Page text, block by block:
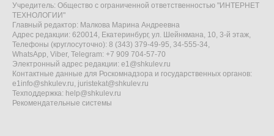
Учредитель: Общество с ограниченной ответственностью "ИНТЕРНЕТ
ТЕХНОЛОГИИ"
Главный редактор: Малкова Марина Андреевна
Адрес редакции: 620014, Екатеринбург, ул. Шейнкмана, 10, 3-й этаж,
Телефоны (круглосуточно): 8 (343) 379-49-95, 34-555-34,
WhatsApp, Viber, Telegram: +7 909 704-57-70
Электронный адрес редакции: e1@shkulev.ru
Контактные данные для Роскомнадзора и государственных органов:
e1info@shkulev.ru, juristekat@shkulev.ru
Техподдержка: help@shkulev.ru
Рекомендательные системы